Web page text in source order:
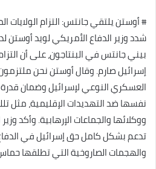
# أوستن يلتقي جانتس: التزام الولايات
شدد وزير الدفاع الأمريكي لويد أوستن
بيني جانتس في البنتاجون، على أن
إسرائيل صارم. وقال أوستن نحن
العسكري النوعي لإسرائيل وضمان
نفسها ضد التهديدات الإقليمية، مثل
ووكلائها والجماعات الإرهابية. وأكد
تدعم بشكل كامل حق إسرائيل في
والهجمات الصاروخية التي تطلقها